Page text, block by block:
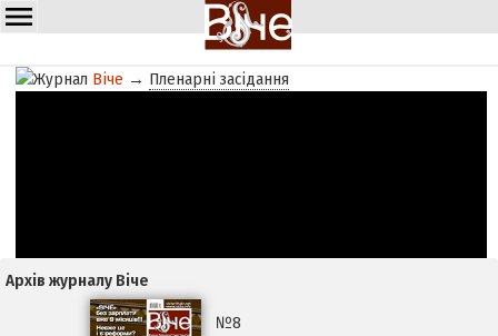
Віче → Пленарні засідання
Архів журналу Віче
№8